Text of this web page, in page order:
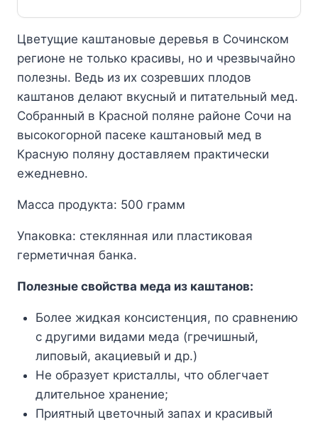
Цветущие каштановые деревья в Сочинском
регионе не только красивы, но и чрезвычайно
полезны. Ведь из их созревших плодов
каштанов делают вкусный и питательный мед.
Собранный в Красной поляне районе Сочи на
высокогорной пасеке каштановый мед в
Красную поляну доставляем практически
ежедневно.
Масса продукта: 500 грамм
Упаковка: стеклянная или пластиковая
герметичная банка.
Полезные свойства меда из каштанов:
Более жидкая консистенция, по сравнению
с другими видами меда (гречишный,
липовый, акациевый и др.)
Не образует кристаллы, что облегчает
длительное хранение;
Приятный цветочный запах и красивый